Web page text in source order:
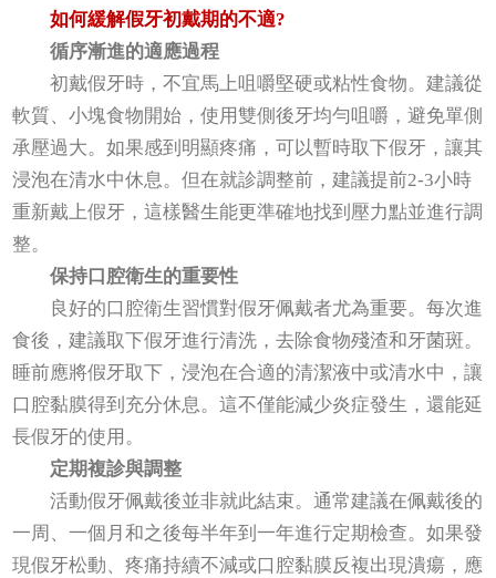
如何緩解假牙初戴期的不適?
循序漸進的適應過程
初戴假牙時，不宜馬上咀嚼堅硬或粘性食物。建議從
軟質、小塊食物開始，使用雙側後牙均勻咀嚼，避免單側
承壓過大。如果感到明顯疼痛，可以暫時取下假牙，讓其
浸泡在清水中休息。但在就診調整前，建議提前2-3小時
重新戴上假牙，這樣醫生能更準確地找到壓力點並進行調
整。
保持口腔衛生的重要性
良好的口腔衛生習慣對假牙佩戴者尤為重要。每次進
食後，建議取下假牙進行清洗，去除食物殘渣和牙菌斑。
睡前應將假牙取下，浸泡在合適的清潔液中或清水中，讓
口腔黏膜得到充分休息。這不僅能減少炎症發生，還能延
長假牙的使用。
定期複診與調整
活動假牙佩戴後並非就此結束。通常建議在佩戴後的
一周、一個月和之後每半年到一年進行定期檢查。如果發
現假牙松動、疼痛持續不減或口腔黏膜反複出現潰瘍，應